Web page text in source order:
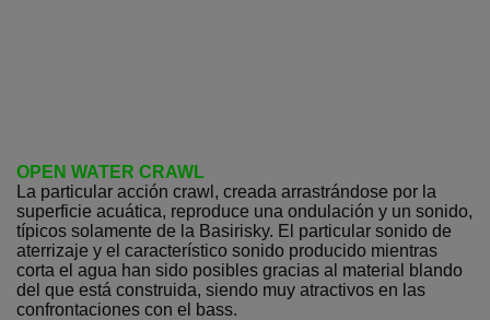
OPEN WATER CRAWL
La particular acción crawl, creada arrastrándose por la
superficie acuática, reproduce una ondulación y un sonido,
típicos solamente de la Basirisky. El particular sonido de
aterrizaje y el característico sonido producido mientras
corta el agua han sido posibles gracias al material blando
del que está construida, siendo muy atractivos en las
confrontaciones con el bass.